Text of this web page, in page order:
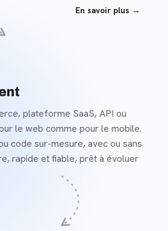
En savoir plus →
plateforme SaaS, API ou
le web comme pour le mobile.
code sur-mesure, avec ou sans
rapide et fiable, prêt à évoluer